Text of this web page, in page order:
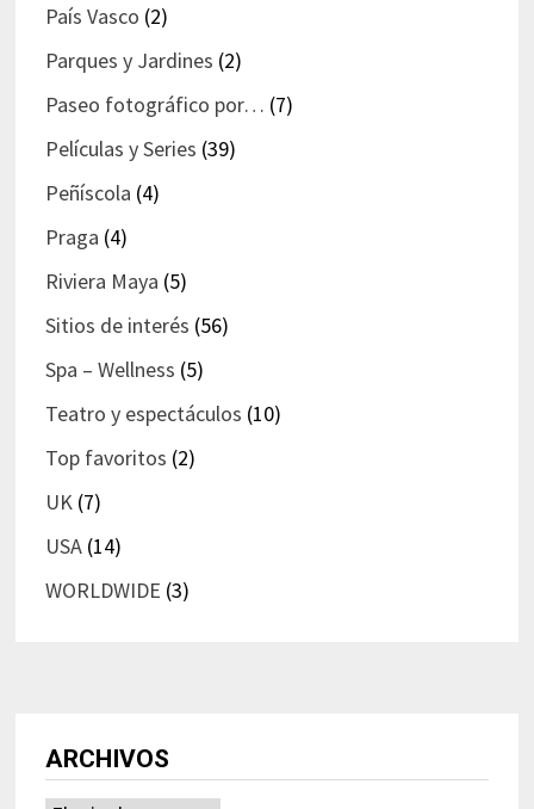
País Vasco (2)
Parques y Jardines (2)
Paseo fotográfico por… (7)
Películas y Series (39)
Peñíscola (4)
Praga (4)
Riviera Maya (5)
Sitios de interés (56)
Spa – Wellness (5)
Teatro y espectáculos (10)
Top favoritos (2)
UK(7)
USA(14)
WORLDWIDE (3)
ARCHIVOS